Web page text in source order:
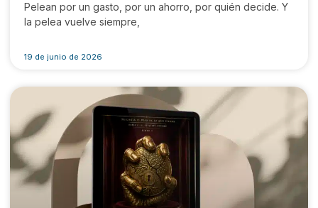
Pelean por un gasto, por un ahorro, por quién decide. Y
la pelea vuelve siempre,
19 de junio de 2026